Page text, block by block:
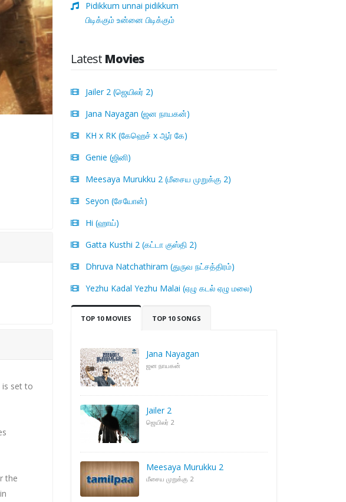
is set to
the
Pidikkum unnai pidikkum
பிடிக்கும் உன்னை பிடிக்கும்
Latest Movies
Jailer 2 (ஜெயிலர் 2)
Jana Nayagan (ஜன நாயகன்)
KH x RK (கேஹெச் x ஆர் கே)
Genie (ஜினி)
Meesaya Murukku 2 (மீசைய முறுக்கு 2)
Seyon (சேயோன்)
Hi (ஹாய்)
Gatta Kusthi 2 (கட்டா குஸ்தி 2)
Dhruva Natchathiram (துருவ நட்சத்திரம்)
Yezhu Kadal Yezhu Malai (ஏழு கடல் ஏழு மலை)
TOP 10 MOVIES TOP 10 SONGS
Jana Nayagan
ஜன நாயகன்
Jailer 2
ஜெயிலர் 2
Meesaya Murukku 2
மீசைய முறுக்கு 2